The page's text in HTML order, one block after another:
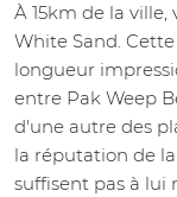
À 15km de la
White Sand.
longueur
entre Pak Weep
d'une autre des
la réputation de
suffisent pas à lui